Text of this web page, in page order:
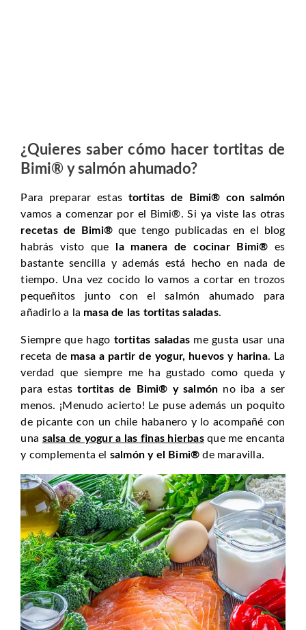
¿Quieres saber cómo hacer tortitas de
Bimi® y salmón ahumado?
Para preparar estas tortitas de Bimi® con salmón
vamos a comenzar por el Bimi®. Si ya viste las otras
recetas de Bimi® que tengo publicadas en el blog
habrás visto que
la manera de cocinar Bimi®es
bastante sencilla y además está hecho en nada de
tiempo. Una vez cocido lo vamos a cortar en trozos
pequeñitos junto con el salmón ahumado para
añadirlo a la masa de las tortitas saladas.
Siempre que hago tortitas saladas me gusta usar una
receta de masa a partir de yogur, huevos y harina. La
verdad que siempre me ha gustado como queda y
para estastortitas de Bimi® y salmón no iba a ser
menos. ¡Menudo acierto! Le puse además un poquito
de picante con un chile habanero y lo acompañé con
una salsa de yogur a las finas hierbasque me encanta
y complementa el salmón y el Bimi® de maravilla.